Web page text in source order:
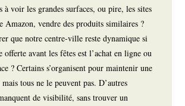
à voir les grandes surfaces, ou pire, les sites
Amazon, vendre des produits similaires ?
que notre centre-ville reste dynamique si
offerte avant les fêtes est l’achat en ligne ou
? Certains s’organisent pour maintenir une
tous ne le peuvent pas. D’autres
de visibilité, sans trouver un